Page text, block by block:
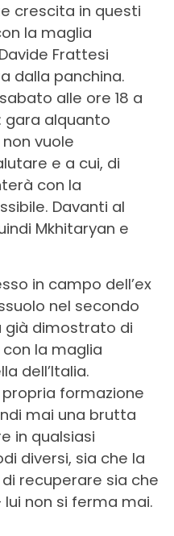
crescita in questi
la maglia
Frattesi
dalla panchina.
alle ore 18 a
gara alquanto
vuole
e a cui, di
con la
Davanti al
Mkhitaryan e
in campo dell’ex
nel secondo
già dimostrato di
con la maglia
dell’Italia.
formazione
mai una brutta
in qualsiasi
diversi, sia che la
recuperare sia che
non si ferma mai.